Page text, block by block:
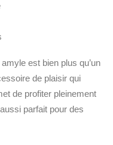
est bien plus qu’un
de plaisir qui
de profiter pleinement
parfait pour des